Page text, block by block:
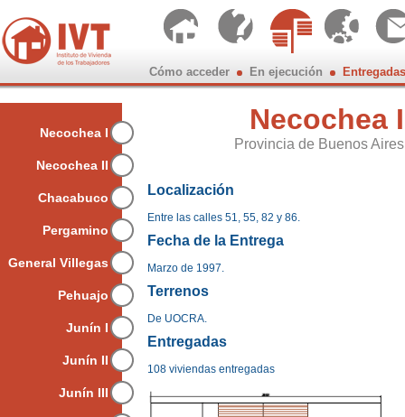
Cómo acceder En ejecución Entregadas
Chubut
Entre
Mendoza
Necochea I
Necochea II
Chacabuco
Pergamino
General Villegas
Pehuajo
Junín I
Junín II
Junín III
Localización
Entre las calles 51, 55, 82 y 86.
Fecha de la Entrega
Marzo de 1997.
Terrenos
De UOCRA.
Entregadas
108 viviendas entregadas
Necochea I
Provincia de Buenos Aires